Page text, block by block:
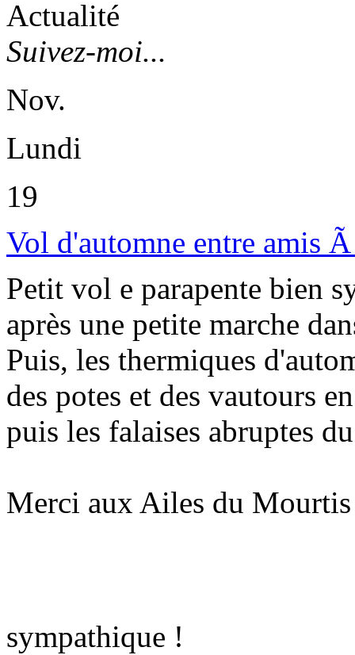
Actualité
Suivez-moi...
Nov.
Lundi
19
Vol d'automne entre amis
Petit vol e parapente bien
après une petite marche
Puis, les thermiques
des potes et des vautours
puis les falaises abruptes
Merci aux Ailes du
sympathique !